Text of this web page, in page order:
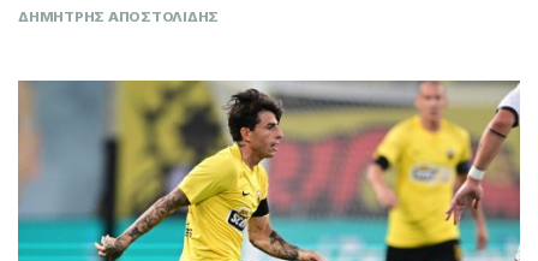
ΔΗΜΗΤΡΗΣ ΑΠΟΣΤΟΛΙΔΗΣ